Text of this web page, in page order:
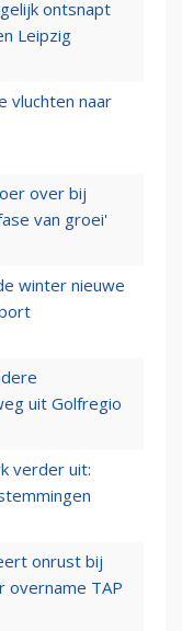
ontsnapt
Leipzig
vluchten naar
over bij
van groei'
winter nieuwe
uit Golfregio
verder uit:
onrust bij
overname TAP